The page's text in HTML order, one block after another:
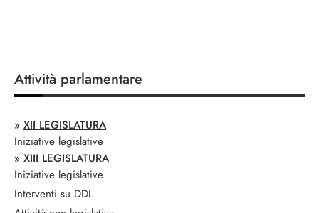
Attività parlamentare
» XII LEGISLATURA
Iniziative legislative
» XIII LEGISLATURA
Iniziative legislative
Interventi su DDL